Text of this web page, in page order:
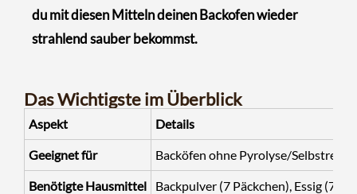
du mit diesen Mitteln deinen Backofen wieder
strahlend sauber bekommst.
Das Wichtigste im Überblick
Aspekt Details
Geeignet für Backöfen ohne Pyrolyse/
Benötigte Hausmittel Backpulver (7 Päckchen), Essig (7